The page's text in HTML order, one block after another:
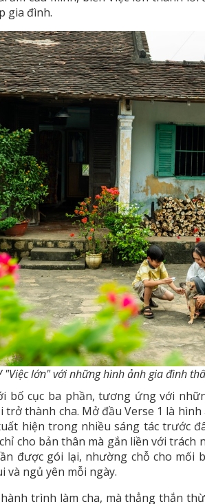
gia đình.
"Việc lớn" với những hình ảnh gia đình
bố cục ba phần, tương ứng với
thành cha. Mở đầu Verse 1 là
hiện trong nhiều sáng tác trước
cho bản thân mà gắn liền với trách
được gói lại, nhường chỗ cho mối
và ngủ yên mỗi ngày.
trình làm cha, mà thẳng thắn